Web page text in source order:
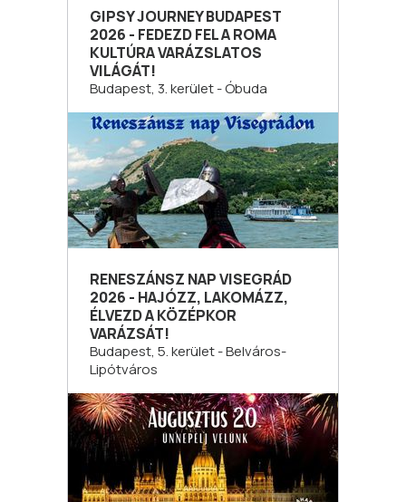
GIPSY JOURNEY BUDAPEST
2026 - FEDEZD FEL A ROMA
KULTÚRA VARÁZSLATOS
VILÁGÁT!
Budapest, 3. kerület - Óbuda
RENESZÁNSZ NAP VISEGRÁD
2026 - HAJÓZZ, LAKOMÁZZ,
ÉLVEZD A KÖZÉPKOR
VARÁZSÁT!
Budapest, 5. kerület - Belváros-
Lipótváros